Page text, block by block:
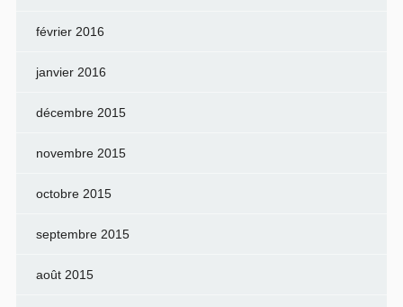
février 2016
janvier 2016
décembre 2015
novembre 2015
octobre 2015
septembre 2015
août 2015